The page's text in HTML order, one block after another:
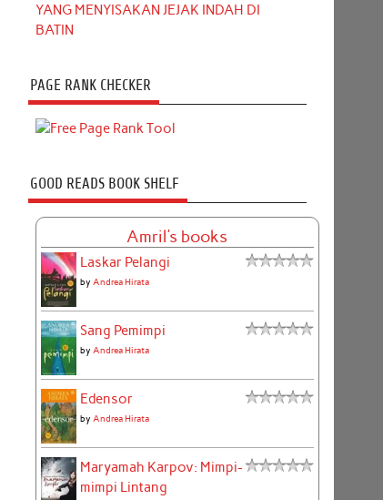
YANG MENYISAKAN JEJAK INDAH DI
BATIN
PAGE RANK CHECKER
GOOD READS BOOK SHELF
Amril's books
Laskar Pelangi
by Andrea Hirata
Sang Pemimpi
by Andrea Hirata
Edensor
by Andrea Hirata
Maryamah Karpov: Mimpi-
mimpi Lintang